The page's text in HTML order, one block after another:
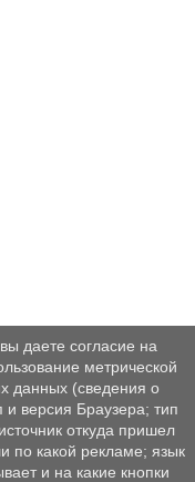
даете согласие на
метрической
данных (сведения о
версия Браузера; тип
откуда пришел
по какой рекламе; язык
и на какие кнопки